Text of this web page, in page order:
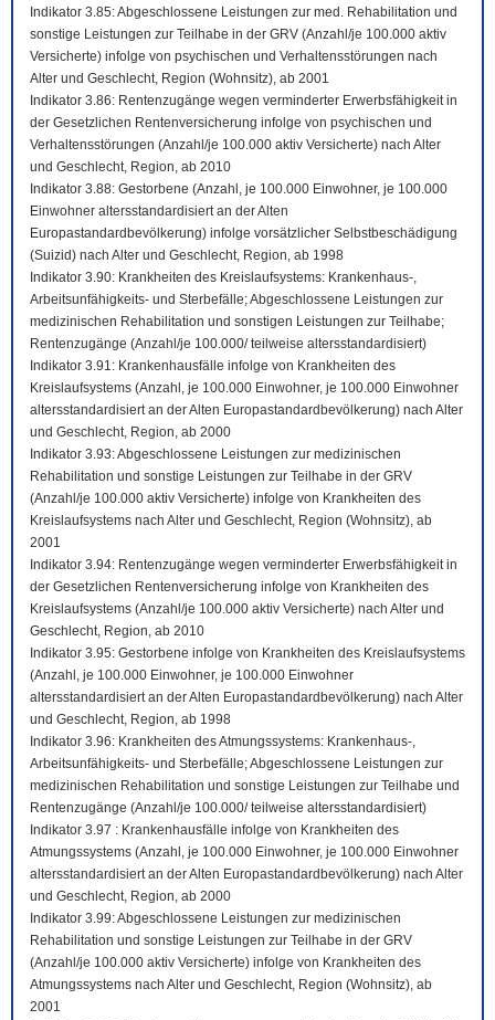
Indikator 3.85: Abgeschlossene Leistungen zur med. Rehabilitation und
sonstige Leistungen zur Teilhabe in der GRV (Anzahl/je 100.000 aktiv
Versicherte) infolge von psychischen und Verhaltensstörungen nach
Alter und Geschlecht, Region (Wohnsitz), ab 2001
Indikator 3.86: Rentenzugänge wegen verminderter Erwerbsfähigkeit in
der Gesetzlichen Rentenversicherung infolge von psychischen und
Verhaltensstörungen (Anzahl/je 100.000 aktiv Versicherte) nach Alter
und Geschlecht, Region, ab 2010
Indikator 3.88: Gestorbene (Anzahl, je 100.000 Einwohner, je 100.000
Einwohner altersstandardisiert an der Alten
Europastandardbevölkerung) infolge vorsätzlicher Selbstbeschädigung
(Suizid) nach Alter und Geschlecht, Region, ab 1998
Indikator 3.90: Krankheiten des Kreislaufsystems: Krankenhaus-,
Arbeitsunfähigkeits- und Sterbefälle; Abgeschlossene Leistungen zur
medizinischen Rehabilitation und sonstigen Leistungen zur Teilhabe;
Rentenzugänge (Anzahl/je 100.000/ teilweise altersstandardisiert)
Indikator 3.91: Krankenhausfälle infolge von Krankheiten des
Kreislaufsystems (Anzahl, je 100.000 Einwohner, je 100.000 Einwohner
altersstandardisiert an der Alten Europastandardbevölkerung) nach Alter
und Geschlecht, Region, ab 2000
Indikator 3.93: Abgeschlossene Leistungen zur medizinischen
Rehabilitation und sonstige Leistungen zur Teilhabe in der GRV
(Anzahl/je 100.000 aktiv Versicherte) infolge von Krankheiten des
Kreislaufsystems nach Alter und Geschlecht, Region (Wohnsitz), ab
2001
Indikator 3.94: Rentenzugänge wegen verminderter Erwerbsfähigkeit in
der Gesetzlichen Rentenversicherung infolge von Krankheiten des
Kreislaufsystems (Anzahl/je 100.000 aktiv Versicherte) nach Alter und
Geschlecht, Region, ab 2010
Indikator 3.95: Gestorbene infolge von Krankheiten des Kreislaufsystems
(Anzahl, je 100.000 Einwohner, je 100.000 Einwohner
altersstandardisiert an der Alten Europastandardbevölkerung) nach Alter
und Geschlecht, Region, ab 1998
Indikator 3.96: Krankheiten des Atmungssystems: Krankenhaus-,
Arbeitsunfähigkeits- und Sterbefälle; Abgeschlossene Leistungen zur
medizinischen Rehabilitation und sonstige Leistungen zur Teilhabe und
Rentenzugänge (Anzahl/je 100.000/ teilweise altersstandardisiert)
Indikator 3.97 : Krankenhausfälle infolge von Krankheiten des
Atmungssystems (Anzahl, je 100.000 Einwohner, je 100.000 Einwohner
altersstandardisiert an der Alten Europastandardbevölkerung) nach Alter
und Geschlecht, Region, ab 2000
Indikator 3.99: Abgeschlossene Leistungen zur medizinischen
Rehabilitation und sonstige Leistungen zur Teilhabe in der GRV
(Anzahl/je 100.000 aktiv Versicherte) infolge von Krankheiten des
Atmungssystems nach Alter und Geschlecht, Region (Wohnsitz), ab
2001